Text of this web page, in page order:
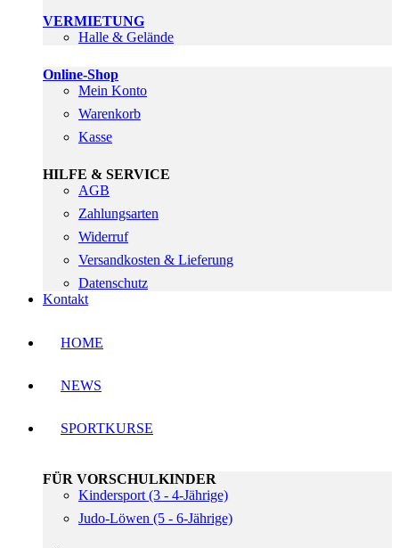
VERMIETUNG
Halle & Gelände
Online-Shop
Mein Konto
Warenkorb
Kasse
HILFE & SERVICE
AGB
Zahlungsarten
Widerruf
Versandkosten & Lieferung
Datenschutz
Kontakt
HOME
NEWS
SPORTKURSE
FÜR VORSCHULKINDER
Kindersport (3 - 4-Jährige)
Judo-Löwen (5 - 6-Jährige)